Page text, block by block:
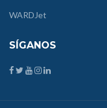
WARDJet
SÍGANOS